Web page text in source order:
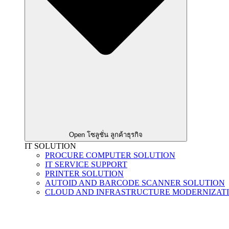
Open โซลูชั่น ลูกค้าธุรกิจ
IT SOLUTION
PROCURE COMPUTER SOLUTION
IT SERVICE SUPPORT
PRINTER SOLUTION
AUTOID AND BARCODE SCANNER SOLUTION
CLOUD AND INFRASTRUCTURE